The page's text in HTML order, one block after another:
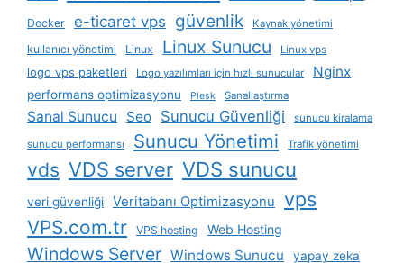
Docker e-ticaret vps güvenlik Kaynak yönetimi
kullanıcı yönetimi Linux Linux Sunucu Linux vps
logo vps paketleri Logo yazılımları için hızlı sunucular Nginx
performans optimizasyonu Plesk Sanallaştırma
Sanal Sunucu Seo Sunucu Güvenliği sunucu kiralama
sunucu performansı Sunucu Yönetimi Trafik yönetimi
vds VDS server VDS sunucu
veri güvenliği Veritabanı Optimizasyonu vps
VPS.com.tr VPS hosting Web Hosting
Windows Server Windows Sunucu yapay zeka